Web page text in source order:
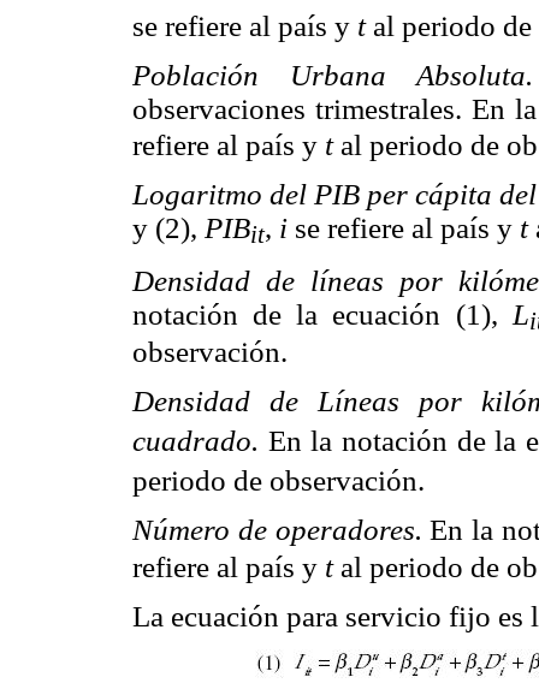
se refiere al país y t al periodo
Población Urbana
observaciones trimestrales. En
refiere al país y t al periodo de
Logaritmo del PIB per cápita
y (2), PIBit, i se refiere al país y t
Densidad de líneas por
notación de la ecuación (1), L
observación.
Densidad de Líneas por
cuadrado. En la notación de la
periodo de observación.
Número de operadores.En la
refiere al país y t al periodo de
La ecuación para servicio fijo es